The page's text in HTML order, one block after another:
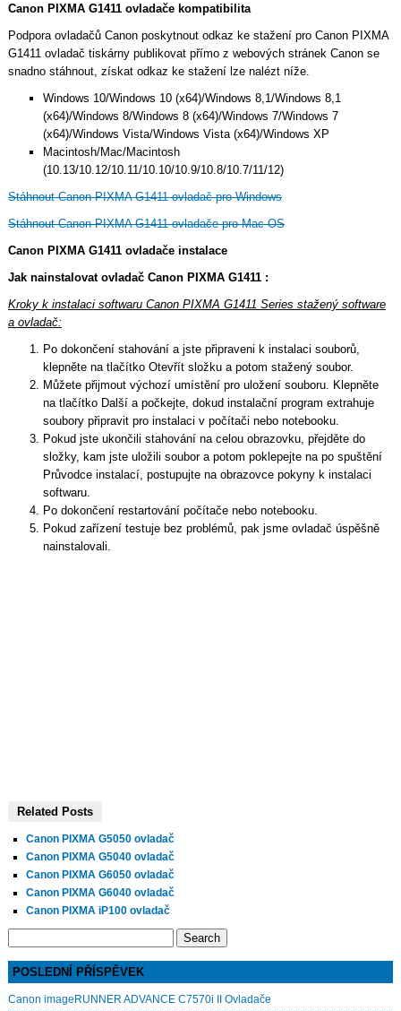
Canon PIXMA G1411 ovladače kompatibilita
Podpora ovladačů Canon poskytnout odkaz ke stažení pro Canon PIXMA
G1411 ovladač tiskárny publikovat přímo z webových stránek Canon se
snadno stáhnout, získat odkaz ke stažení lze nalézt níže.
Windows 10/Windows 10 (x64)/Windows 8,1/Windows 8,1
(x64)/Windows 8/Windows 8 (x64)/Windows 7/Windows 7
(x64)/Windows Vista/Windows Vista (x64)/Windows XP
Macintosh/Mac/Macintosh
(10.13/10.12/10.11/10.10/10.9/10.8/10.7/11/12)
Stáhnout Canon PIXMA G1411 ovladač pro Windows
Stáhnout Canon PIXMA G1411 ovladače pro Mac OS
Canon PIXMA G1411 ovladače instalace
Jak nainstalovat ovladač Canon PIXMA G1411 :
Kroky k instalaci softwaru Canon PIXMA G1411 Series stažený software
a ovladač:
Po dokončení stahování a jste připraveni k instalaci souborů,
klepněte na tlačítko Otevřít složku a potom stažený soubor.
Můžete přijmout výchozí umístění pro uložení souboru. Klepněte
na tlačítko Další a počkejte, dokud instalační program extrahuje
soubory připravit pro instalaci v počítači nebo notebooku.
Pokud jste ukončili stahování na celou obrazovku, přejděte do
složky, kam jste uložili soubor a potom poklepejte na po spuštění
Průvodce instalací, postupujte na obrazovce pokyny k instalaci
softwaru.
Po dokončení restartování počítače nebo notebooku.
Pokud zařízení testuje bez problémů, pak jsme ovladač úspěšně
nainstalovali.
Related Posts
Canon PIXMA G5050 ovladač
Canon PIXMA G5040 ovladač
Canon PIXMA G6050 ovladač
Canon PIXMA G6040 ovladač
Canon PIXMA iP100 ovladač
POSLEDNÍ PŘÍSPĚVEK
Canon imageRUNNER ADVANCE C7570i II Ovladače